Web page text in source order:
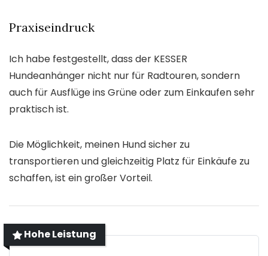
Praxiseindruck
Ich habe festgestellt, dass der KESSER
Hundeanhänger nicht nur für Radtouren, sondern
auch für Ausflüge ins Grüne oder zum Einkaufen sehr
praktisch ist.
Die Möglichkeit, meinen Hund sicher zu
transportieren und gleichzeitig Platz für Einkäufe zu
schaffen, ist ein großer Vorteil.
Hohe Leistung